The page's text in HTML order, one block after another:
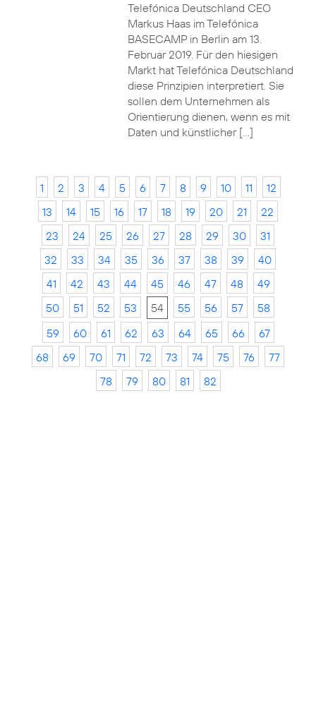
Telefónica Deutschland CEO
Markus Haas im Telefónica
BASECAMP in Berlin am 13.
Februar 2019. Für den hiesigen
Markt hat Telefónica Deutschland
diese Prinzipien interpretiert. Sie
sollen dem Unternehmen als
Orientierung dienen, wenn es mit
Daten und künstlicher […]
1 2 3 4 5 6 7 8 9 10 11
12
13
14 15 16 17 18 19 20 21
22
23
24 25 26 27 28 29 30
31
32
33 34 35 36 37 38 39
40
41
42 43 44 45 46 47 48
49
50
51 52 53 54 55 56 57
58
59
60 61 62 63 64 65 66
67
68
69 70 71 72 73 74 75 76
77
78
79 80 81 82